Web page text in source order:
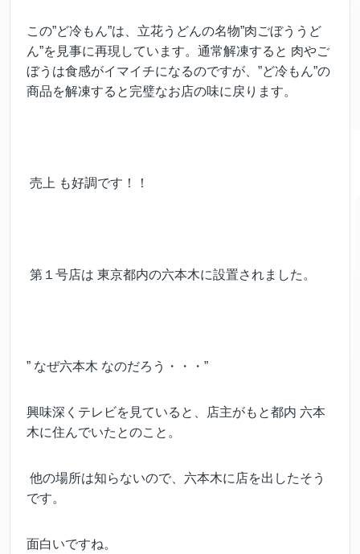
この”ど冷もん”は、立花うどんの名物”肉ごぼううど
ん”を見事に再現しています。通常解凍すると 肉やご
ぼうは食感がイマイチになるのですが、”ど冷もん”の
商品を解凍すると完璧なお店の味に戻ります。
売上 も好調です！！
第１号店は 東京都内の六本木に設置されました。
” なぜ六本木 なのだろう・・・”
興味深くテレビを見ていると、店主がもと都内 六本
木に住んでいたとのこと。
他の場所は知らないので、六本木に 店を出したそう
です。
面白いですね。